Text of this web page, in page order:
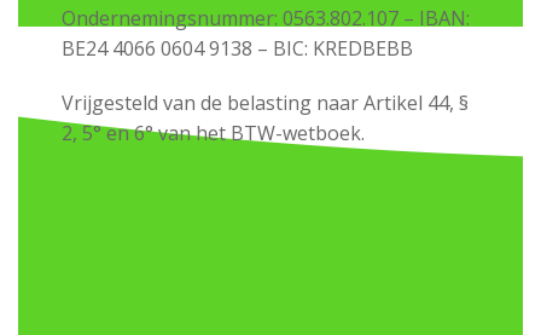
Ondernemingsnummer: 0563.802.107 – IBAN:
BE24 4066 0604 9138 – BIC: KREDBEBB
Vrijgesteld van de belasting naar Artikel 44, §
2, 5° en 6° van het BTW-wetboek.